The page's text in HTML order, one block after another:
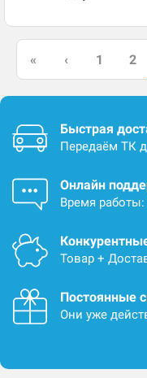
« ‹ 1 2
Быстрая
Передаём ТК
Онлайн
Время работы:
Товар +
Постоянные
Они уже